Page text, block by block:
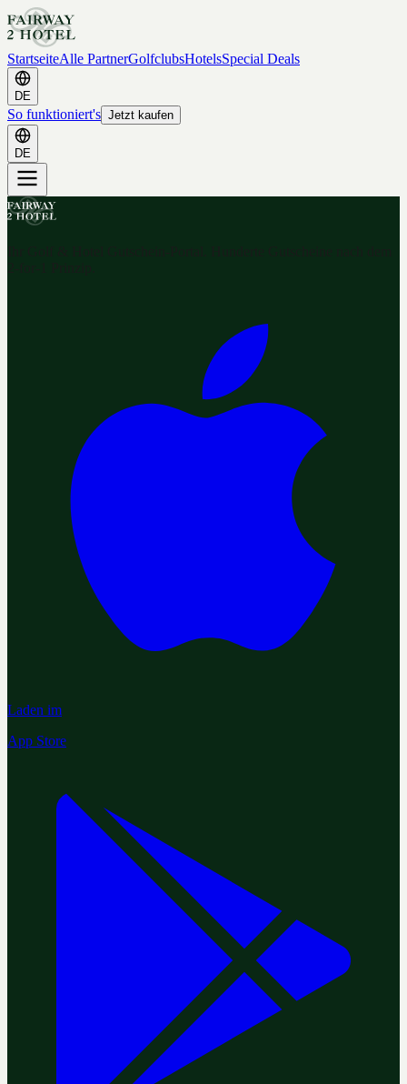
StartseiteAlle PartnerGolfclubsHotelsSpecial Deals
DE
So funktioniert's Jetzt kaufen
DE
Laden im
App Store